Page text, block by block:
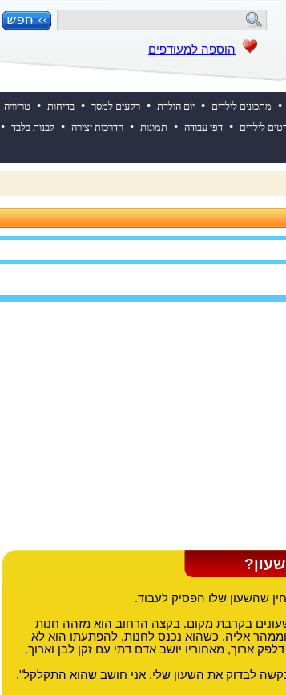
הוספה למעודפים
• מתכונים לילדים • יום הולדת • רקעים למסך • בדיחות • טריוויה
לילדים • דפי עבודה • תמונות • הדרכות יצירה • לבנות בלבד •
למעבר לאתר לחצו כאן
שהשעון שלו הפסיק לעבוד.
בקרבת מקום. בקצה הרחוב הוא מזהה חנות
אליה. כשהוא נכנס לחנות, להפתעתו הוא לא
ארוך, מאחוריו יושב אדם דתי עם זקן לבן וארוך.
לבדוק את השעון שלי. אני חושב שהוא התקלקל".